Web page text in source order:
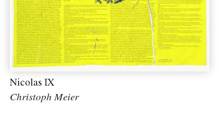
Nicolas IX
Christoph Meier